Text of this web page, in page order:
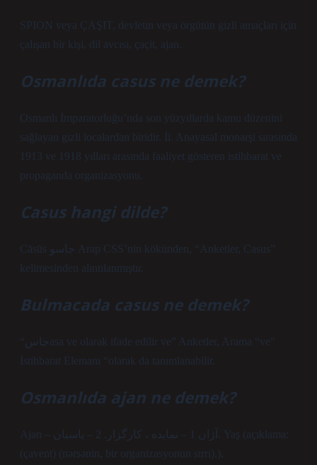
SPION veya ÇAŞIT, devletin veya örgütün gizli amaçları için
çalışan bir kişi, dil avcısı, çaçit, ajan.
Osmanlıda casus ne demek?
Osmanlı İmparatorluğu’nda son yüzyıllarda kamu düzenini
sağlayan gizli localardan biridir. İi. Anayasal monarşi sırasında
1913 ve 1918 yılları arasında faaliyet gösteren istihbarat ve
propaganda organizasyonu.
Casus hangi dilde?
Cāsūs جاسو Arap CSS’nin kökünden, “Anketler, Casus”
kelimesinden alıntılanmıştır.
Bulmacada casus ne demek?
“جاسasa ve olarak ifade edilir ve” Anketler, Arama “ve”
İstihbarat Elemanı “olarak da tanımlanabilir.
Osmanlıda ajan ne demek?
Ajan – آژان 1 – نمایده ، کارگزار. 2 – پاسبان. Yaş (açıklama:
(çavent) (nərsənin, bir organizasyonun sırrı).).